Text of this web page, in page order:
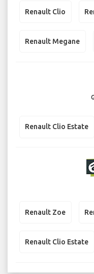
Renault Clio
Renault Megane
Renault Clio Estate
Renault Zoe
Renault Clio Estate